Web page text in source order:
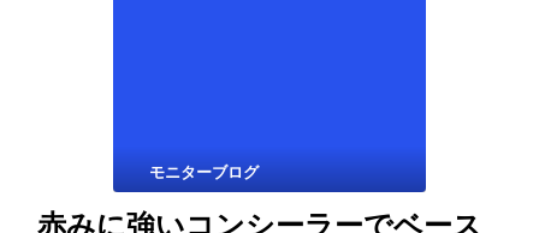
モニターブログ
赤みに強いコンシーラーでベース